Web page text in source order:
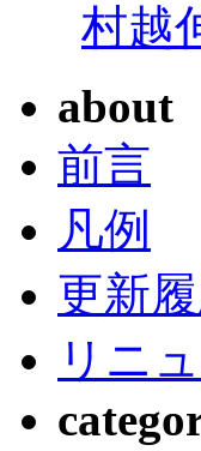
村越
about
前言
凡例
更新
リニ